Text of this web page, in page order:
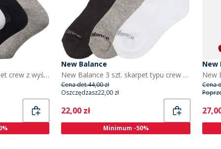
New Balance 3 szt. skarpet crew z wyściółką kolor czarny/szary/biały
New Balance
New Balance 3 szt. skarpet typu crew z wyściółką dla dzieci kolor multi
Cena det.44,00 zł
Oszczędzasz22,00 zł
Current
22,00 zł
Minimum -50%
New
Cena